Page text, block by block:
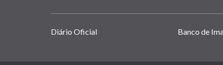
Links
Diário Oficial Banco de